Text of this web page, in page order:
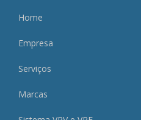
Home
Empresa
Serviços
Marcas